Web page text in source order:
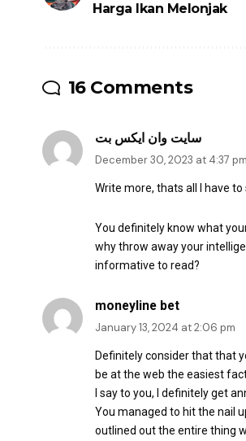
Harga Ikan Melonjak
16 Comments
سایت وان ایکس بت
December 30, 2023 at 4:37 pm
Write more, thats all I have
You definitely know what
why throw away your
informative to read?
moneyline bet
January 13, 2024 at 2:06 pm
Definitely consider that that
be at the web the easiest
I say to you, I definitely get
You managed to hit the nail
outlined out the entire thing